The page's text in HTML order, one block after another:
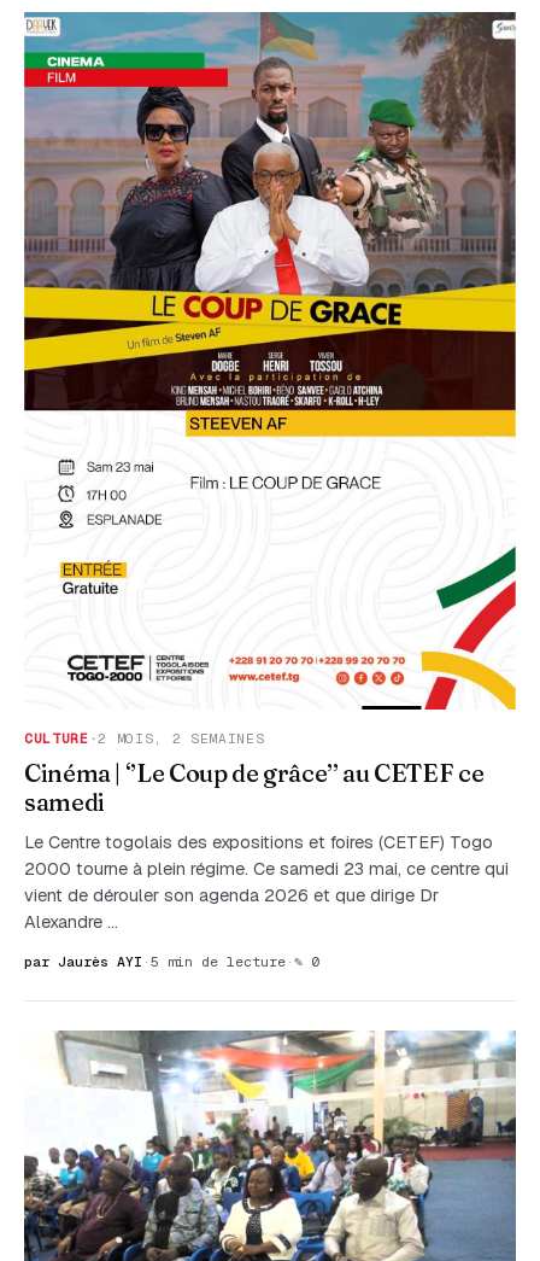
CULTURE ·2 MOIS, 2 SEMAINES
Cinéma | ‘’Le Coup de grâce’’ au CETEF ce
samedi
Le Centre togolais des expositions et foires (CETEF) Togo
2000 tourne à plein régime. Ce samedi 23 mai, ce centre qui
vient de dérouler son agenda 2026 et que dirige Dr
Alexandre …
par Jaurès AYI · 5 min de lecture · ✎ 0